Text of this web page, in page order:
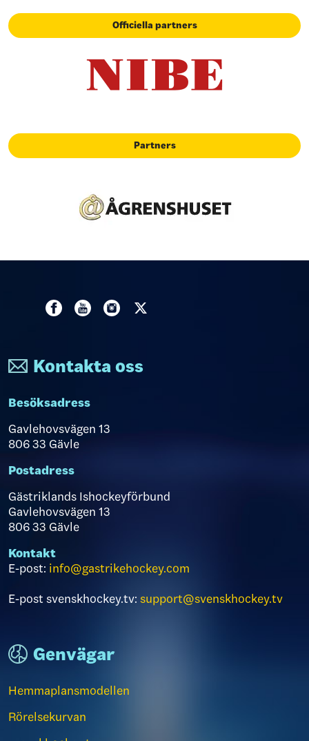
Officiella partners
Partners
Kontakta oss
Besöksadress
Gavlehovsvägen 13
806 33 Gävle
Postadress
Gästriklands Ishockeyförbund
Gavlehovsvägen 13
806 33 Gävle
Kontakt
E-post: info@gastrikehockey.com
E-post svenskhockey.tv: support@svenskhockey.tv
Genvägar
Hemmaplansmodellen
Rörelsekurvan